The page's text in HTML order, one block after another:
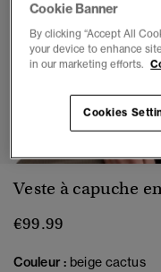
1 2 3
Veste à capuche
€99.99
Couleur : beige cactus
Cookie Banner
By clicking “Accept All
your device to enhance
in our marketing efforts.
Cookies